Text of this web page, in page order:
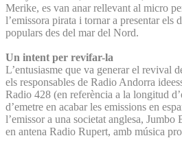
Merike, es van anar rellevant al micro
l’emissora pirata i tornar a presentar els
populars des del mar del Nord.
Un intent per revifar-la
L’entusiasme que va generar el revival
els responsables de Radio Andorra
Radio 428 (en referència a la longitud
d’emetre en acabar les emissions en
l’emissor a una societat anglesa,
en antena Radio Rupert, amb música